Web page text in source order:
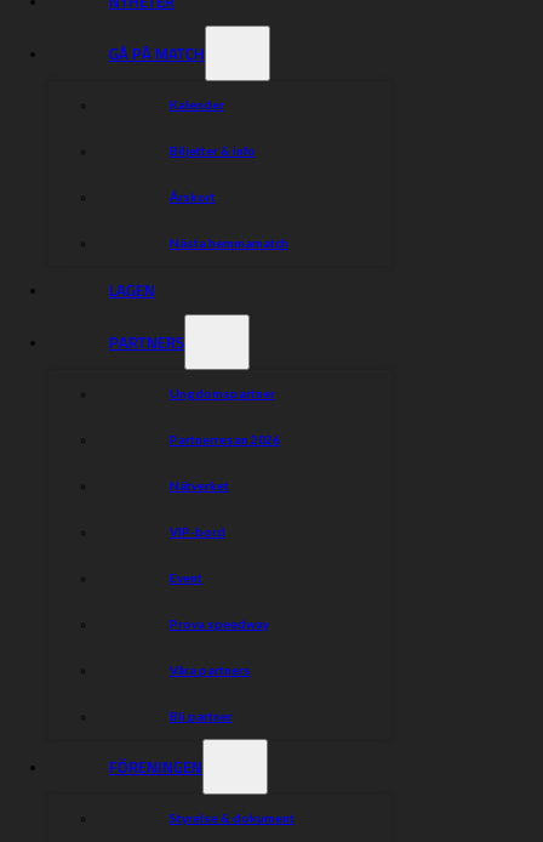
GÅ PÅ MATCH
Kalender
Biljetter & info
Årskort
Nästa hemmamatch
LAGEN
PARTNERS
Ungdomspartner
Partnerresan 2026
Nätverket
VIP-bord
Event
Prova speedway
Våra partners
Bli partner
FÖRENINGEN
Styrelse & dokument
Matic Ivacic